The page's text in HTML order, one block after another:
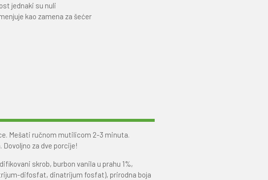
jednaki su nuli
kao zamena za šećer
Mešati ručnom mutilicom 2-3 minuta.
za dve porcije!
skrob, burbon vanila u prahu 1%,
difosfat, dinatrijum fosfat), prirodna boja